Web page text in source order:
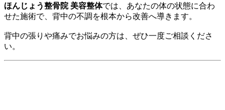
ほんじょう整骨院 美容整体では、あなたの体の状態に合わ
せた施術で、背中の不調を根本から改善へ導きます。
背中の張りや痛みでお悩みの方は、ぜひ一度ご相談くださ
い。